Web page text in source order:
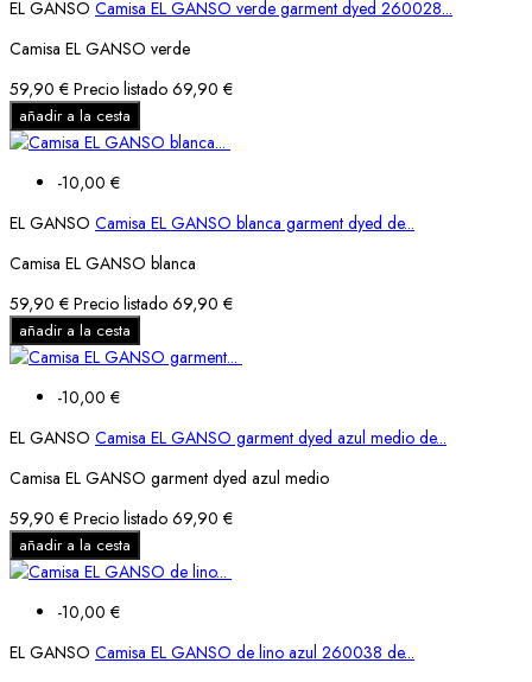
EL GANSO Camisa EL GANSO verde garment dyed 260028...
Camisa EL GANSO verde
59,90 € Precio listado 69,90 €
añadir a la cesta
-10,00 €
EL GANSO Camisa EL GANSO blanca garment dyed de...
Camisa EL GANSO blanca
59,90 € Precio listado 69,90 €
añadir a la cesta
-10,00 €
EL GANSO Camisa EL GANSO garment dyed azul medio de...
Camisa EL GANSO garment dyed azul medio
59,90 € Precio listado 69,90 €
añadir a la cesta
-10,00 €
EL GANSO Camisa EL GANSO de lino azul 260038 de...